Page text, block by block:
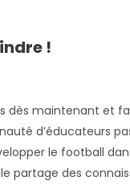
!
dès maintenant et
d’éducateurs
le football
partage des